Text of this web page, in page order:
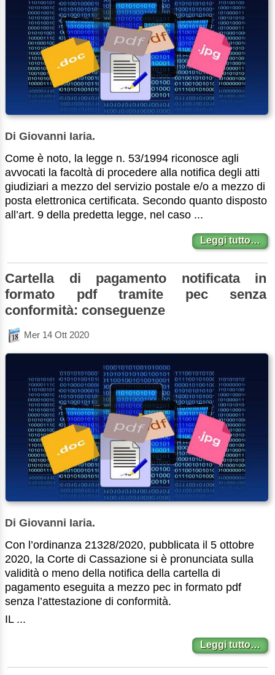
Di Giovanni Iaria.
Come è noto, la legge n. 53/1994 riconosce agli
avvocati la facoltà di procedere alla notifica degli atti
giudiziari a mezzo del servizio postale e/o a mezzo di
posta elettronica certificata. Secondo quanto disposto
all’art. 9 della predetta legge, nel caso ...
Leggi tutto…
Cartella di pagamento notificata in
formato pdf tramite pec senza
conformità: conseguenze
Mer 14 Ott 2020
Di Giovanni Iaria.
Con l’ordinanza 21328/2020, pubblicata il 5 ottobre
2020, la Corte di Cassazione si è pronunciata sulla
validità o meno della notifica della cartella di
pagamento eseguita a mezzo pec in formato pdf
senza l’attestazione di conformità.
IL ...
Leggi tutto…